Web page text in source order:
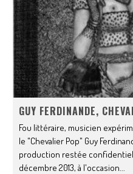
GUY FERDINANDE,
Fou littéraire, musicien
le "Chevalier Pop" Guy
production restée
décembre 2013, à l'occasion...